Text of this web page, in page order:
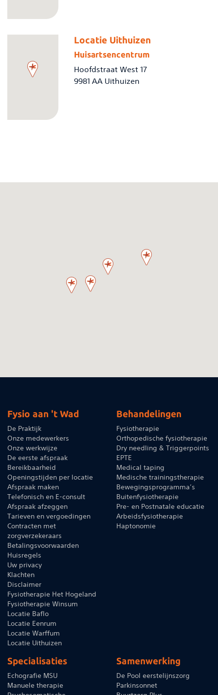
Locatie Uithuizen
Huisartsencentrum
Hoofdstraat West 17
9981 AA Uithuizen
Fysio aan 't Wad
De Praktijk
Onze medewerkers
Onze werkwijze
De eerste afspraak
Bereikbaarheid
Openingstijden per locatie
Afspraak maken
Telefonisch en E-consult
Afspraak afzeggen
Tarieven en vergoedingen
Contracten met
zorgverzekeraars
Betalingsvoorwaarden
Huisregels
Uw privacy
Klachten
Disclaimer
Fysiotherapie Het Hogeland
Fysiotherapie Winsum
Locatie Baflo
Locatie Eenrum
Locatie Warffum
Locatie Uithuizen
Behandelingen
Fysiotherapie
Orthopedische fysiotherapie
Dry needling & Triggerpoints
EPTE
Medical taping
Medische trainingstherapie
Bewegingsprogramma’s
Buitenfysiotherapie
Pre- en Postnatale educatie
Arbeidsfysiotherapie
Haptonomie
Specialisaties
Echografie MSU
Manuele therapie
Samenwerking
De Pool eerstelijnszorg
Parkinsonnet